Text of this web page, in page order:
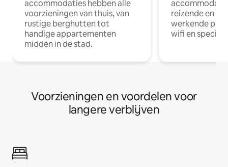
accommodaties hebben alle
voorzieningen van thuis, van
rustige berghutten tot
handige appartementen
midden in de stad.
reizende en
werkende
wifi en
Voorzieningen en voordelen voor
langere verblijven